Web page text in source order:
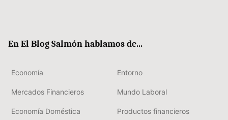
En El Blog Salmón hablamos de...
Economía Entorno
Mercados Financieros Mundo Laboral
Economía Doméstica Productos financieros